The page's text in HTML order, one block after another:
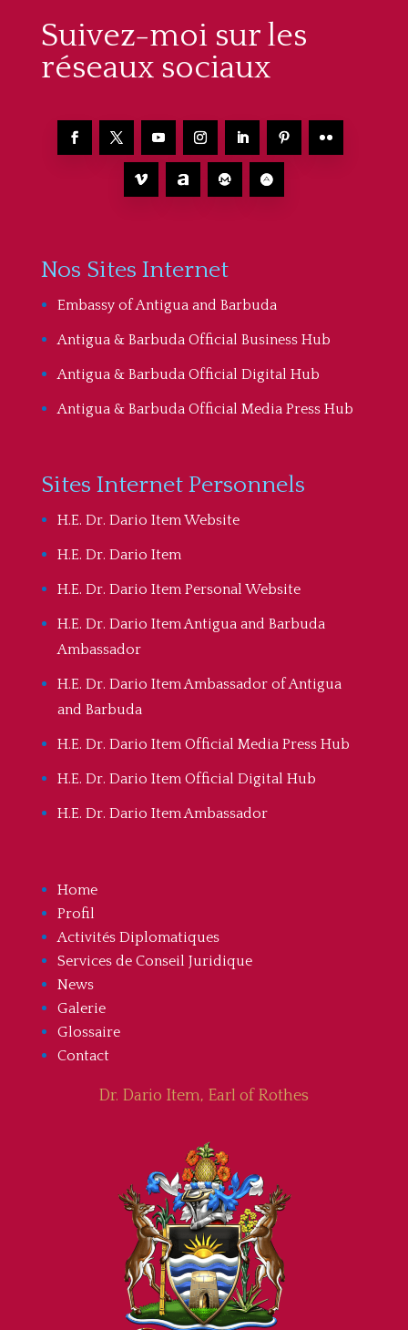
Suivez-moi sur les
réseaux sociaux
Nos Sites Internet
Embassy of Antigua and Barbuda
Antigua & Barbuda Official Business Hub
Antigua & Barbuda Official Digital Hub
Antigua & Barbuda Official Media Press Hub
Sites Internet Personnels
H.E. Dr. Dario Item Website
H.E. Dr. Dario Item
H.E. Dr. Dario Item Personal Website
H.E. Dr. Dario Item Antigua and Barbuda
Ambassador
H.E. Dr. Dario Item Ambassador of Antigua
and Barbuda
H.E. Dr. Dario Item Official Media Press Hub
H.E. Dr. Dario Item Official Digital Hub
H.E. Dr. Dario Item Ambassador
Home
Profil
Activités Diplomatiques
Services de Conseil Juridique
News
Galerie
Glossaire
Contact
Dr. Dario Item, Earl of Rothes